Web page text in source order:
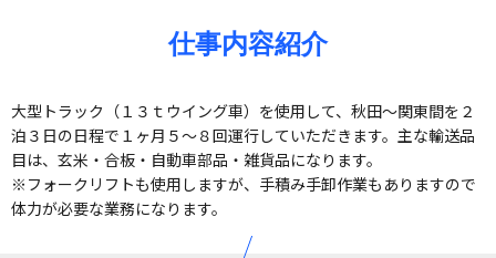
仕事内容紹介
大型トラック（１３ｔウイング車）を使用して、秋田〜関東間を２
泊３日の日程で１ヶ月５〜８回運行していただきます。主な輸送品
目は、玄米・合板・自動車部品・雑貨品になります。
※フォークリフトも使用しますが、手積み手卸作業もありますので
体力が必要な業務になります。